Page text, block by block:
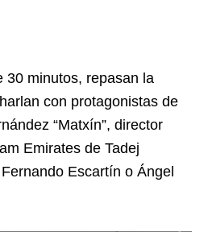
30 minutos, repasan la
con protagonistas de
“Matxín”, director
Emirates de Tadej
Escartín o Ángel